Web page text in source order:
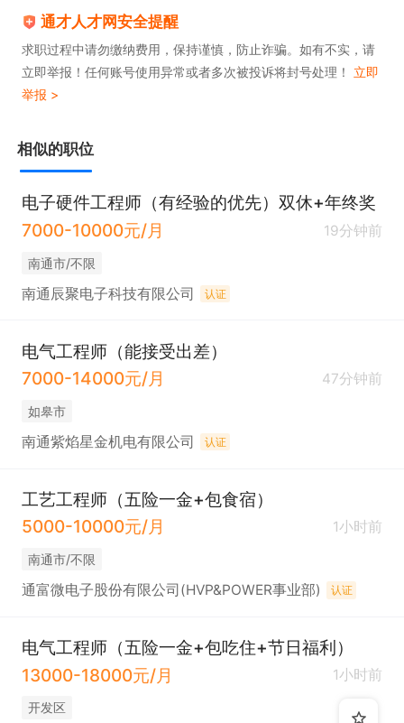
执行器的工作原理及信号类型；
5、能够在高强度的现场测试环境中，快速理解问题
本质并制定可行的应急解决方案；
6、能够清晰地向标定工程师、客户工程师描述问题
7、能适应频繁的出差和现场工作。
电话。联系时请说在通才人才网上看到的！
通才人才网安全提醒
求职过程中请勿缴纳费用，保持谨慎，防止诈骗。如有不实，请
立即举报！任何账号使用异常或者多次被投诉将封号处理！ 立即
举报 >
相似的职位
电子硬件工程师（有经验的优先）双休+年终奖
7000-10000元/月
19分钟前
南通市/不限
南通辰聚电子科技有限公司 认证
电气工程师（能接受出差）
7000-14000元/月
47分钟前
如皋市
南通紫焰星金机电有限公司 认证
工艺工程师（五险一金+包食宿）
5000-10000元/月
1小时前
南通市/不限
通富微电子股份有限公司(HVP&POWER事业部) 认证
电气工程师（五险一金+包吃住+节日福利）
13000-18000元/月
1小时前
开发区